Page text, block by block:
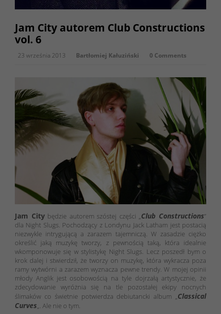
Jam City autorem Club Constructions
vol. 6
23 września 2013 Bartłomiej Kałuziński 0 Comments
Jam Citybędzie autorem szóstej części „Club Constructions”
dla Night Slugs. Pochodzący z Londynu Jack Latham jest postacią
niezwykle intrygującą a zarazem tajemniczą. W zasadzie ciężko
określić jaką muzykę tworzy, z pewnością taką, która idealnie
wkomponowuje się w stylistykę Night Slugs. Lecz poszedł bym o
krok dalej i stwierdził, że tworzy on muzykę, która wykracza poza
ramy wytwórni a zarazem wyznacza pewne trendy. W mojej opinii
młody Anglik jest osobowością na tyle dojrzałą artystycznie, że
zdecydowanie wyróżnia się na tle pozostałej ekipy nocnych
ślimaków co świetnie potwierdza debiutancki album „Classical
Curves„. Ale nie o tym.